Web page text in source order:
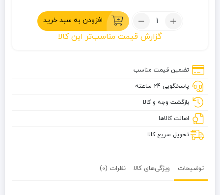
تعداد:
خواب
بلک
دیر
800
بایکال
افزودن به سبد خرید
گزارش قیمت مناسب‌تر این کالا
تضمین قیمت مناسب
پاسخگویی 24 ساعته
بازگشت وجه و کالا
اصالت کالاها
تحویل سریع کالا
توضیحات ویژگی‌های کالا نظرات (0)